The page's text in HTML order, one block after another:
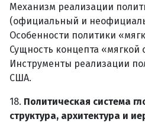
Механизм реализации
(официальный и
Особенности политики
Сущность концепта «мягкой
Инструменты реализации
США.
18. Политическая система
структура, архитектура и